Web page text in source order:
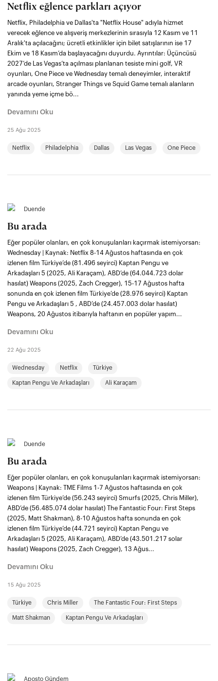
Netflix eğlence parkları açıyor
Netflix, Philadelphia ve Dallas'ta "Netflix House" adıyla hizmet
verecek eğlence ve alışveriş merkezlerinin sırasıyla 12 Kasım ve 11
Aralık'ta açılacağını; ücretli etkinlikler için bilet satışlarının ise 17
Ekim ve 18 Kasım’da başlayacağını duyurdu. Ayrıntılar: Üçüncüsü
2027’de Las Vegas’ta açılması planlanan tesiste mini golf, VR
oyunları, One Piece ve Wednesday temalı deneyimler, interaktif
arcade oyunları, Stranger Things ve Squid Game temalı alanların
yanında yeme içme bö...
Devamını Oku
25 Ağu 2025
Netflix Philadelphia Dallas Las Vegas One Piece
Duende
Bu arada
Eğer popüler olanları, en çok konuşulanları kaçırmak istemiyorsan:
Wednesday | Kaynak: Netflix 8-14 Ağustos haftasında en çok
izlenen film Türkiye’de (81.496 seyirci) Kaptan Pengu ve
Arkadaşları 5 (2025, Ali Karaçam), ABD’de (64.044.723 dolar
hasılat) Weapons (2025, Zach Cregger), 15-17 Ağustos hafta
sonunda en çok izlenen film Türkiye’de (28.976 seyirci) Kaptan
Pengu ve Arkadaşları 5 , ABD’de (24.457.003 dolar hasılat)
Weapons, 20 Ağustos itibarıyla haftanın en popüler yapım...
Devamını Oku
22 Ağu 2025
Wednesday Netflix Türkiye
Kaptan Pengu Ve Arkadaşları Ali Karaçam
Duende
Bu arada
Eğer popüler olanları, en çok konuşulanları kaçırmak istemiyorsan:
Weapons | Kaynak: TME Films 1-7 Ağustos haftasında en çok
izlenen film Türkiye’de (56.243 seyirci) Smurfs (2025, Chris Miller),
ABD’de (56.485.074 dolar hasılat) The Fantastic Four: First Steps
(2025, Matt Shakman), 8-10 Ağustos hafta sonunda en çok
izlenen film Türkiye’de (44.721 seyirci) Kaptan Pengu ve
Arkadaşları 5 (2025, Ali Karaçam), ABD’de (43.501.217 solar
hasılat) Weapons (2025, Zach Cregger), 13 Ağus...
Devamını Oku
15 Ağu 2025
Türkiye Chris Miller The Fantastic Four: First Steps
Matt Shakman Kaptan Pengu Ve Arkadaşları
Aposto Gündem